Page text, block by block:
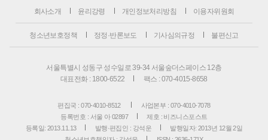
회사소개 윤리강령 개인정보처리방침 이용자위원회
청소년보호정책 정정·반론보도 기사심의규정 불편신고
서울특별시 성동구 성수일로 39-34 서울숲더스페이스 12층
대표전화 : 1800-6522
팩스 : 070-4015-8658
편집국 : 070-4010-8512
사업본부 : 070-4010-7078
등록번호 : 서울 아 02897
제호 : 비즈니스포스트
등록일: 2013.11.13
발행·편집인 : 강석운
발행일자: 2013년 12월 2일